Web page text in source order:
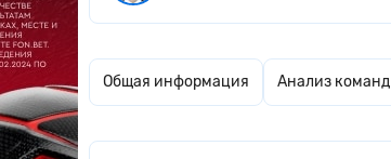
Общая информация Анализ команд